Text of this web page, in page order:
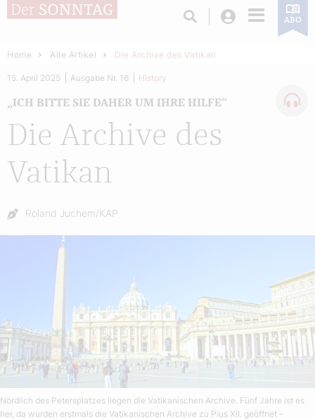
Login ABO
Home Alle Artikel Die Archive des Vatikan
Die Archive des
Vatikan
„ICH BITTE SIE DAHER UM IHRE HILFE“
15. April 2025 Ausgabe Nr. 16 History
Autor:
Roland Juchem/KAP
Nördlich des Petersplatzes liegen die Vatikanischen Archive. Fünf Jahre ist es
her, da wurden erstmals die Vatikanischen Archive zu Pius XII. geöffnet –